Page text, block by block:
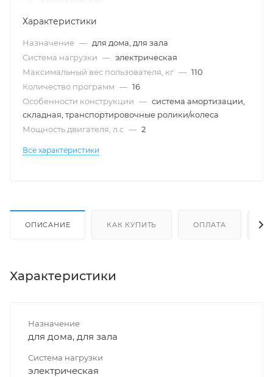
Характеристики
Назначение — для дома, для зала
Система нагрузки — электрическая
Максимальный вес пользователя, кг — 110
Количество программ — 16
Особенности конструкции — система амортизации,
складная, транспортировочные ролики/колеса
Мощность двигателя, л.с — 2
Все характеристики
ОПИСАНИЕ КАК КУПИТЬ ОПЛАТА
Характеристики
Назначение
для дома, для зала
Система нагрузки
электрическая